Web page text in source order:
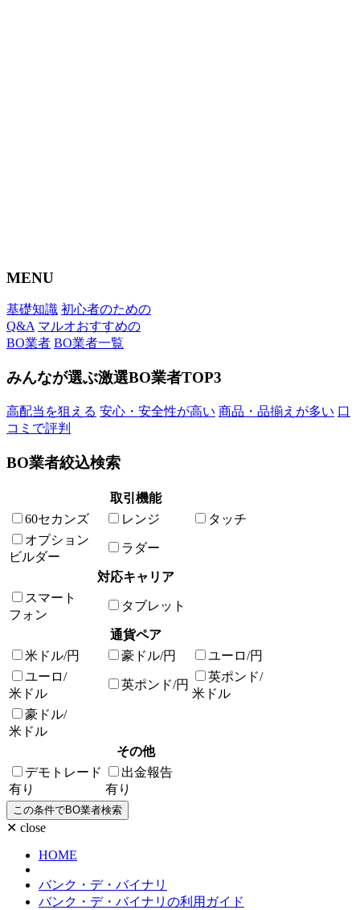
MENU
基礎知識 初心者のための
Q&A マルオおすすめの
BO業者 BO業者一覧
みんなが選ぶ激選BO業者TOP3
高配当を狙える 安心・安全性が高い 商品・品揃えが多い 口
コミで評判
BO業者絞込検索
取引機能
60セカンズ
レンジ
タッチ
オプション
ビルダー
ラダー
対応キャリア
スマート
フォン
タブレット
通貨ペア
米ドル/円
豪ドル/円
ユーロ/円
ユーロ/
米ドル
英ポンド/円
英ポンド/
米ドル
豪ドル/
米ドル
その他
デモトレード
有り
出金報告
有り
✕ close
HOME
バンク・デ・バイナリ
バンク・デ・バイナリの利用ガイド